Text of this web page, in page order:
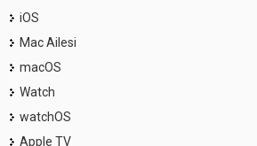
iOS
Mac Ailesi
macOS
Watch
watchOS
Apple TV